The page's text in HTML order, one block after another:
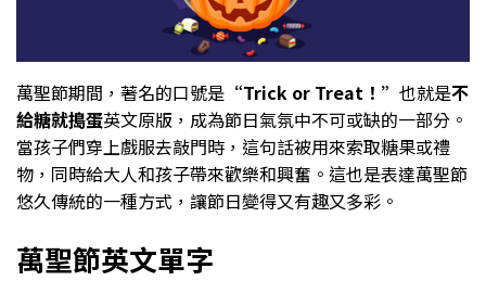
萬聖節期間，著名的口號是 “Trick or Treat！” 也就是不
給糖就搗蛋英文原版，成為節日氣氛中不可或缺的一部分。
當孩子們穿上戲服去敲門時，這句話被用來索取糖果或禮
物，同時給大人和孩子帶來歡樂和興奮。這也是表達萬聖節
悠久傳統的一種方式，讓節日變得又有趣又多彩。
萬聖節英文單字